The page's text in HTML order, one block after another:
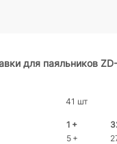
для паяльников
41 шт
1 +
5 +